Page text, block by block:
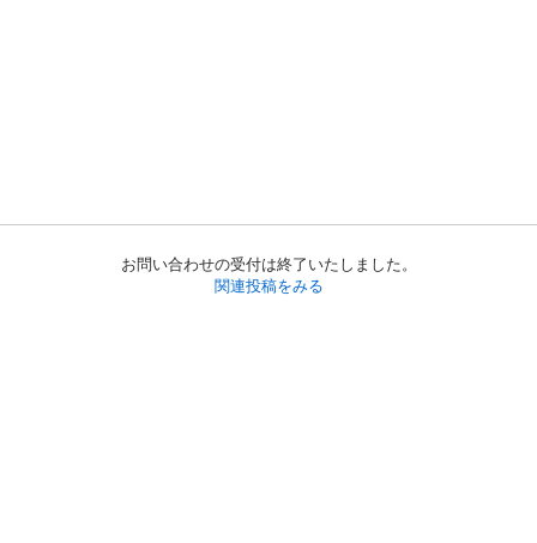
お問い合わせの受付は終了いたしました。
関連投稿をみる